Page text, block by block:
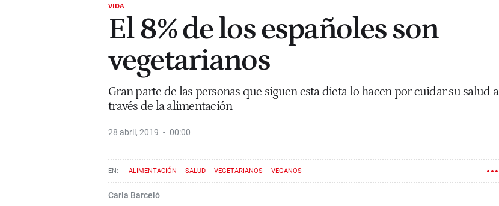
VIDA
El 8% de los españoles son
vegetarianos
Gran parte de las personas que siguen esta dieta lo hacen por cuidar su salud a
través de la alimentación
28 abril, 2019 00:00
ALIMENTACIÓN SALUD VEGETARIANOS VEGANOS
Carla Barceló